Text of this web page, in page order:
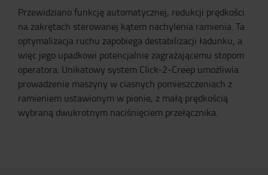
Przewidziano funkcję automatycznej, redukcji prędkości
na zakrętach sterowanej kątem nachylenia ramienia. Ta
optymalizacja ruchu zapobiega destabilizacji ładunku, a
więc jego upadkowi potencjalnie zagrażającemu stopom
operatora. Unikatowy system Click-2-Creep umożliwia
prowadzenie maszyny w ciasnych pomieszczeniach z
ramieniem ustawionym w pionie, z małą prędkością
wybraną dwukrotnym naciśnięciem przełącznika.